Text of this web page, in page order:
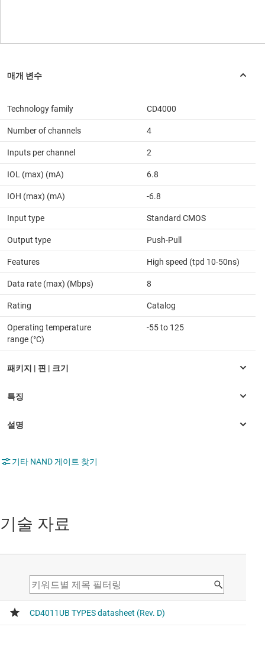
Technology family CD4000
Number of channels 4
Inputs per channel 2
IOL (max) (mA) 6.8
IOH (max) (mA) -6.8
Input type Standard CMOS
Output type Push-Pull
Features High speed (tpd 10-50ns)
Data rate (max) (Mbps) 8
Rating Catalog
Operating temperature
range (°C)
-55 to 125
기타 NAND 게이트 찾기
기술 자료